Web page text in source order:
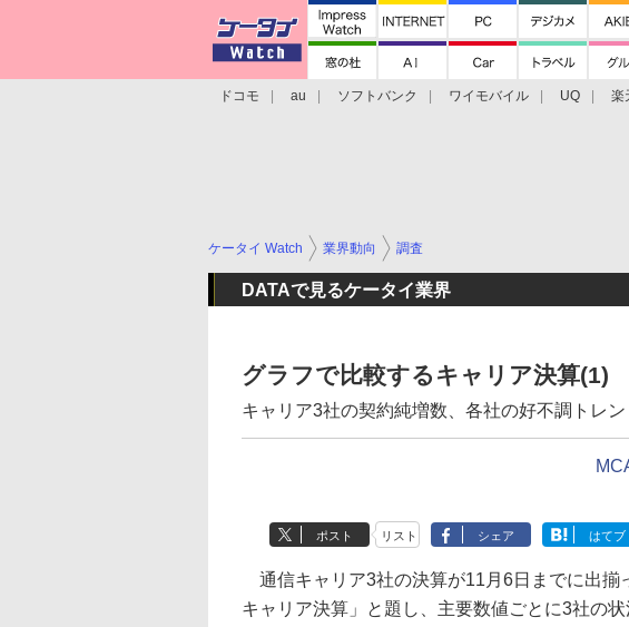
ドコモ au ソフトバンク ワイモバイル UQ 楽
ケータイ Watch 業界動向 調査
DATAで見るケータイ業界
グラフで比較するキャリア決算(1)
キャリア3社の契約純増数、各社の好不調トレ
ポスト リスト シェア はてブ
通信キャリア3社の決算が11月6日までに出揃
キャリア決算」と題し、主要数値ごとに3社の